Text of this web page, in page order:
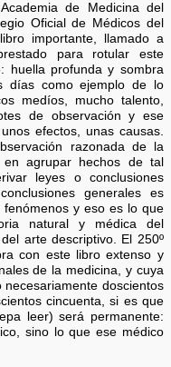
de Medicina del
Oficial de Médicos del
importante, llamado a
para rotular este
huella profunda y sombra
días como ejemplo de lo
medíos, mucho talento,
de observación y ese
efectos, unas causas.
razonada de la
en agrupar hechos de tal
leyes o conclusiones
generales es
y eso es lo que
natural y médica del
arte descriptivo. El 250º
con este libro extenso y
de la medicina, y cuya
doscientos
cincuenta, si es que
leer) será permanente:
sino lo que ese médico